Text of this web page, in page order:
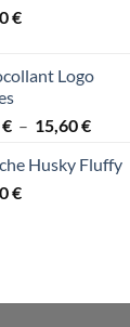
€
Logo
€ – 15,60€Plage
prix :
Husky Fluffy
€